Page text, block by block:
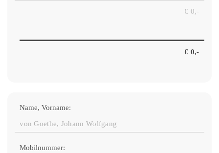
Name, Vorname:
Mobilnummer: